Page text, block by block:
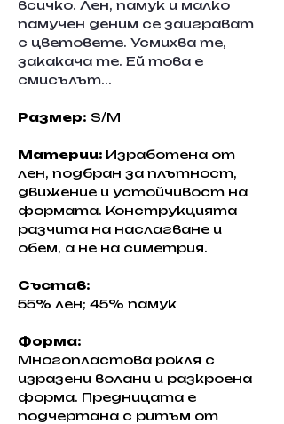
всичко. Лен, памук и малко
памучен деним се заиграват
с цветовете. Усмихва те,
закакача те. Ей това е
смисълът...
Размер: S/M
Материи: Изработена от
лен, подбран за плътност,
движение и устойчивост на
формата. Конструкцията
разчита на наслагване и
обем, а не на симетрия.
Състав:
55% лен; 45% памук
Форма:
Многопластова рокля с
изразени волани и разкроена
форма. Предницата е
подчертана с ритъм от